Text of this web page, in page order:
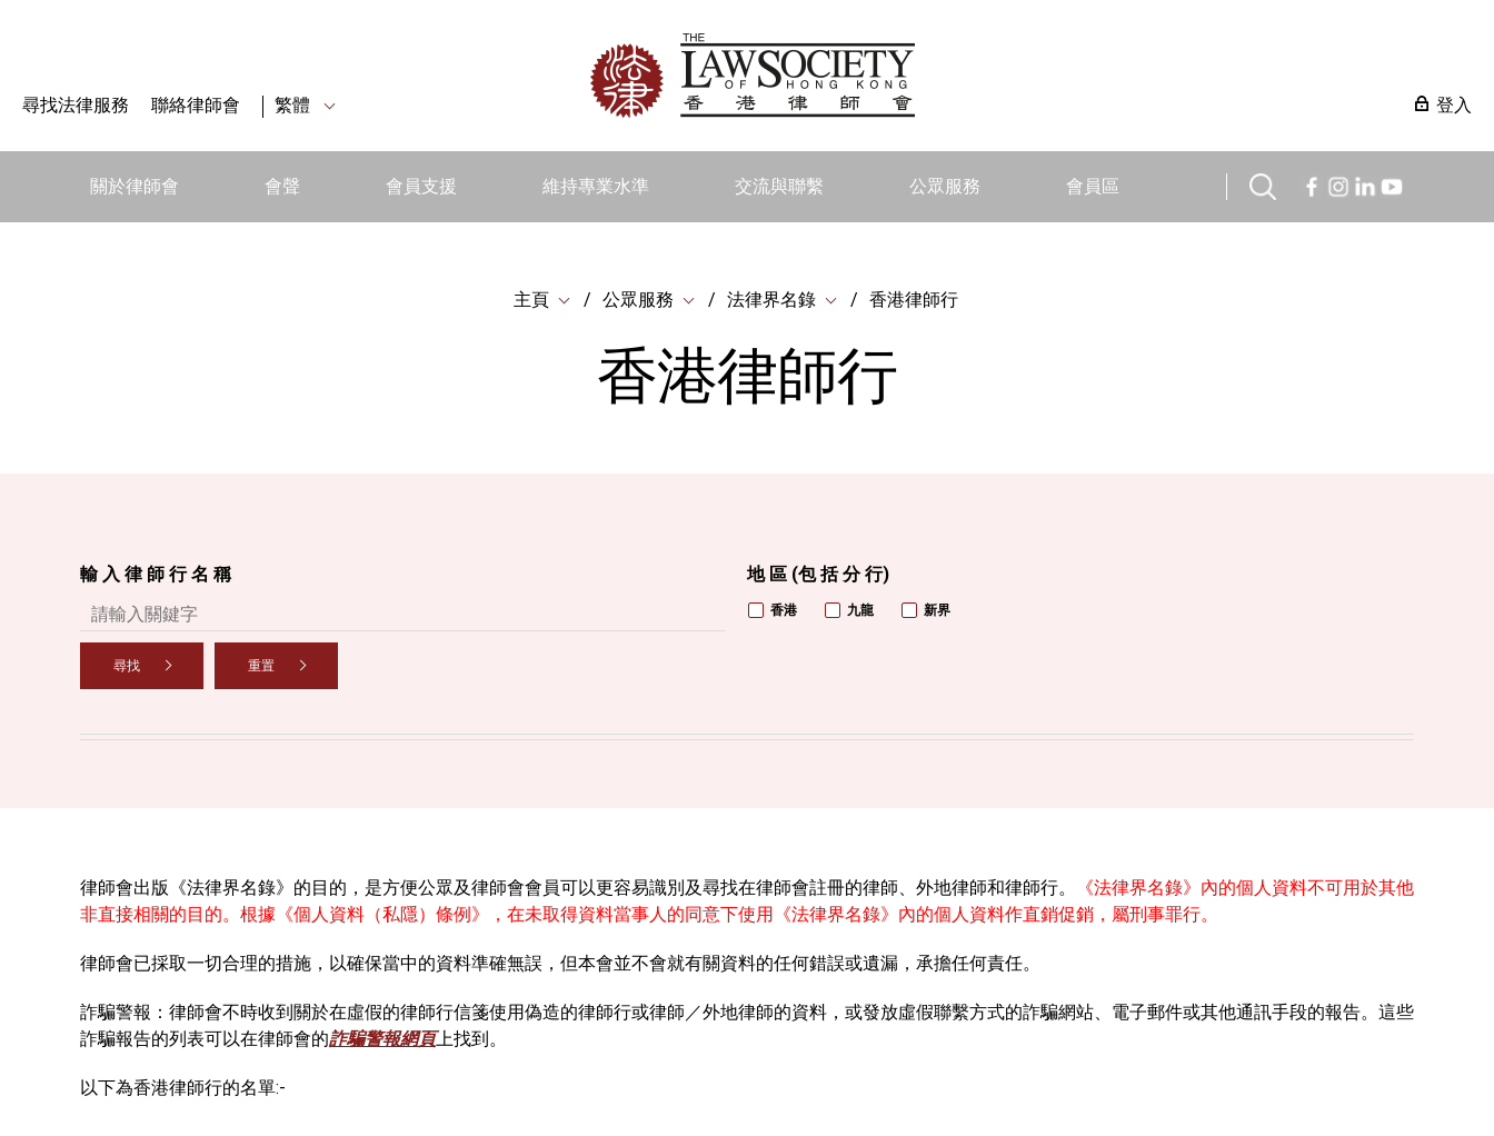
尋找法律服務 聯絡律師會 繁體 登入
關於律師會 會聲 會員支援 維持專業水準 交流與聯繫 公眾服務 會員區
主頁 公眾服務 法律界名錄 香港律師行
香港律師行
輸 入 律 師 行 名 稱 地 區 (包 括 分 行)
香港 九龍 新界
尋找 重置
律師會出版《法律界名錄》的目的，是方便公眾及律師會會員可以更容易識別及尋找在律師會註冊的律師、外地律師和律師行。
《法律界名錄》內的個人資料不可用於其他
非直接相關的目的。根據《個人資料（私隱）條例》，在未取得資料當事人的同意下使用《法律界名錄》內的個人資料作直銷促銷，屬刑事罪行。
律師會已採取一切合理的措施，以確保當中的資料準確無誤，但本會並不會就有關資料的任何錯誤或遺漏，承擔任何責任。
詐騙警報：律師會不時收到關於在虛假的律師行信箋使用偽造的律師行或律師／外地律師的資料，或發放虛假聯繫方式的詐騙網站、電子郵件或其他通訊手段的報告。這些
詐騙報告的列表可以在律師會的詐騙警報網頁上找到。
以下為香港律師行的名單:-